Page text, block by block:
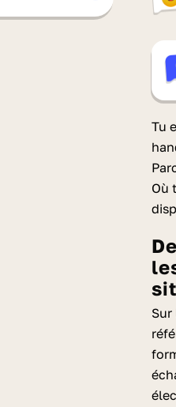
Tu
Où
Des formations m’intéressent, mais j’ignore